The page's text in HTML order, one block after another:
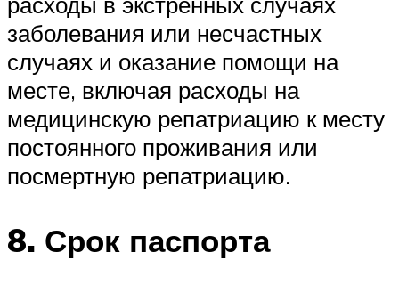
заболевания или несчастных
случаях и оказание помощи на
месте, включая расходы на
медицинскую репатриацию к месту
постоянного проживания или
посмертную репатриацию.
8. Срок паспорта